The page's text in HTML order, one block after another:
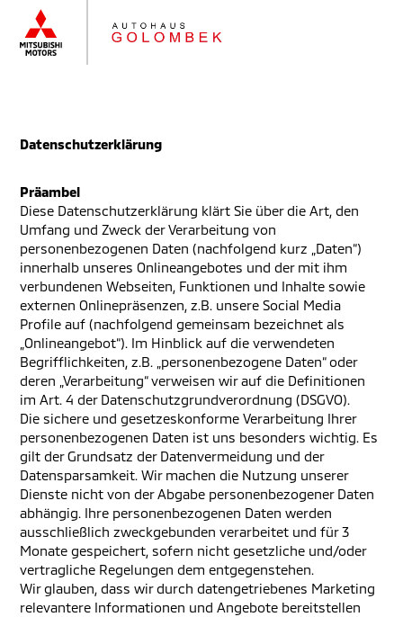
Datenschutzerklärung
Präambel
Diese Datenschutzerklärung klärt Sie über die Art, den
Umfang und Zweck der Verarbeitung von
personenbezogenen Daten (nachfolgend kurz „Daten“)
innerhalb unseres Onlineangebotes und der mit ihm
verbundenen Webseiten, Funktionen und Inhalte sowie
externen Onlinepräsenzen, z.B. unsere Social Media
Profile auf (nachfolgend gemeinsam bezeichnet als
„Onlineangebot“). Im Hinblick auf die verwendeten
Begrifflichkeiten, z.B. „personenbezogene Daten“ oder
deren „Verarbeitung“ verweisen wir auf die Definitionen
im Art. 4 der Datenschutzgrundverordnung (DSGVO).
Die sichere und gesetzeskonforme Verarbeitung Ihrer
personenbezogenen Daten ist uns besonders wichtig. Es
gilt der Grundsatz der Datenvermeidung und der
Datensparsamkeit. Wir machen die Nutzung unserer
Dienste nicht von der Abgabe personenbezogener Daten
abhängig. Ihre personenbezogenen Daten werden
ausschließlich zweckgebunden verarbeitet und für 3
Monate gespeichert, sofern nicht gesetzliche und/oder
vertragliche Regelungen dem entgegenstehen.
Wir glauben, dass wir durch datengetriebenes Marketing
relevantere Informationen und Angebote bereitstellen